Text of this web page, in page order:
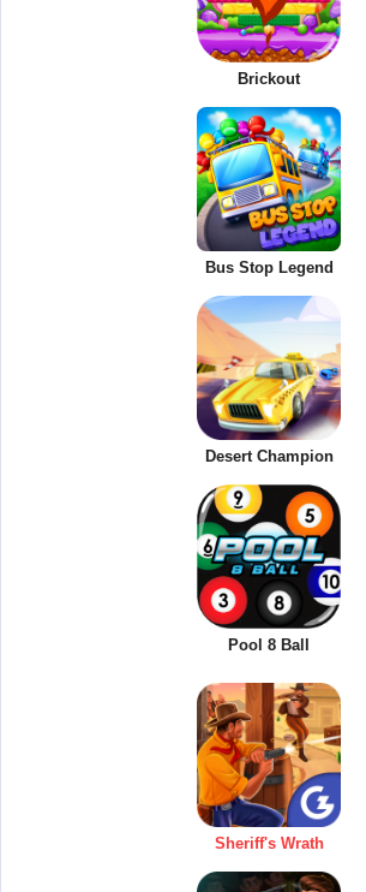
Brickout
Bus Stop Legend
Desert Champion
Pool 8 Ball
Sheriff's Wrath